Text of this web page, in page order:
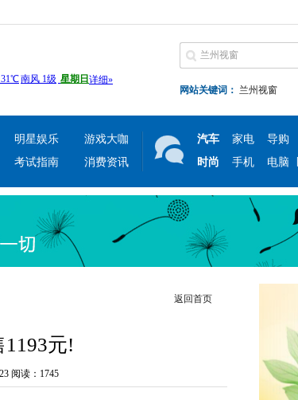
网站关键词： 兰州视窗
明星娱乐
游戏大咖
考试指南 消费资讯
汽车 家电 导购
时尚
手机 电脑
返回首页
元!
阅读：1745